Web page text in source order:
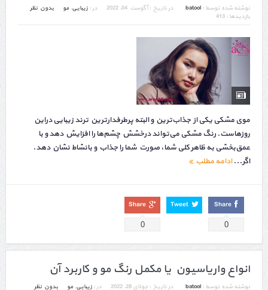
نوشته شده توسط : batool در تاریخ :آگوست 04, 2022 در : زیبایی,مو
بدون نظر
بازدیدها : 413
موی مشکی یکی از جذاب‌ترین و البته پرطرفدارترین ترند زیبایی دراین‌
روزهاست. رنگ مشکی می‌تواند درخشش چشم‌ها را افزایش دهد و با
عمق‌بخشی به ظاهر کلی شما، صورت شما را جذاب و بانشاط نشان دهد.
اگر...ادامه مطلب
Share
0
Tweet
Share
0
انواع واریاسیون یا مکمل رنگ مو و کاربرد آن
نوشته شده توسط : batool در تاریخ : جولای 28, 2022 در : زیبایی,مو
بدون نظر